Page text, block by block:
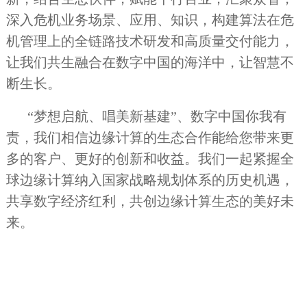
深入危机业务场景、应用、知识，构建算法在危
机管理上的全链路技术研发和高质量交付能力，
让我们共生融合在数字中国的海洋中，让智慧不
断生长。
“梦想启航、唱美新基建”、数字中国你我有
责，我们相信边缘计算的生态合作能给您带来更
多的客户、更好的创新和收益。我们一起紧握全
球边缘计算纳入国家战略规划体系的历史机遇，
共享数字经济红利，共创边缘计算生态的美好未
来。